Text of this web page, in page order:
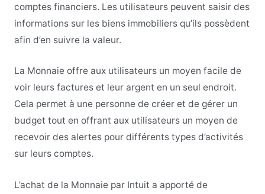
comptes financiers. Les utilisateurs peuvent saisir des
informations sur les biens immobiliers qu’ils possèdent
afin d’en suivre la valeur.
La Monnaie offre aux utilisateurs un moyen facile de
voir leurs factures et leur argent en un seul endroit.
Cela permet à une personne de créer et de gérer un
budget tout en offrant aux utilisateurs un moyen de
recevoir des alertes pour différents types d’activités
sur leurs comptes.
L’achat de la Monnaie par Intuit a apporté de